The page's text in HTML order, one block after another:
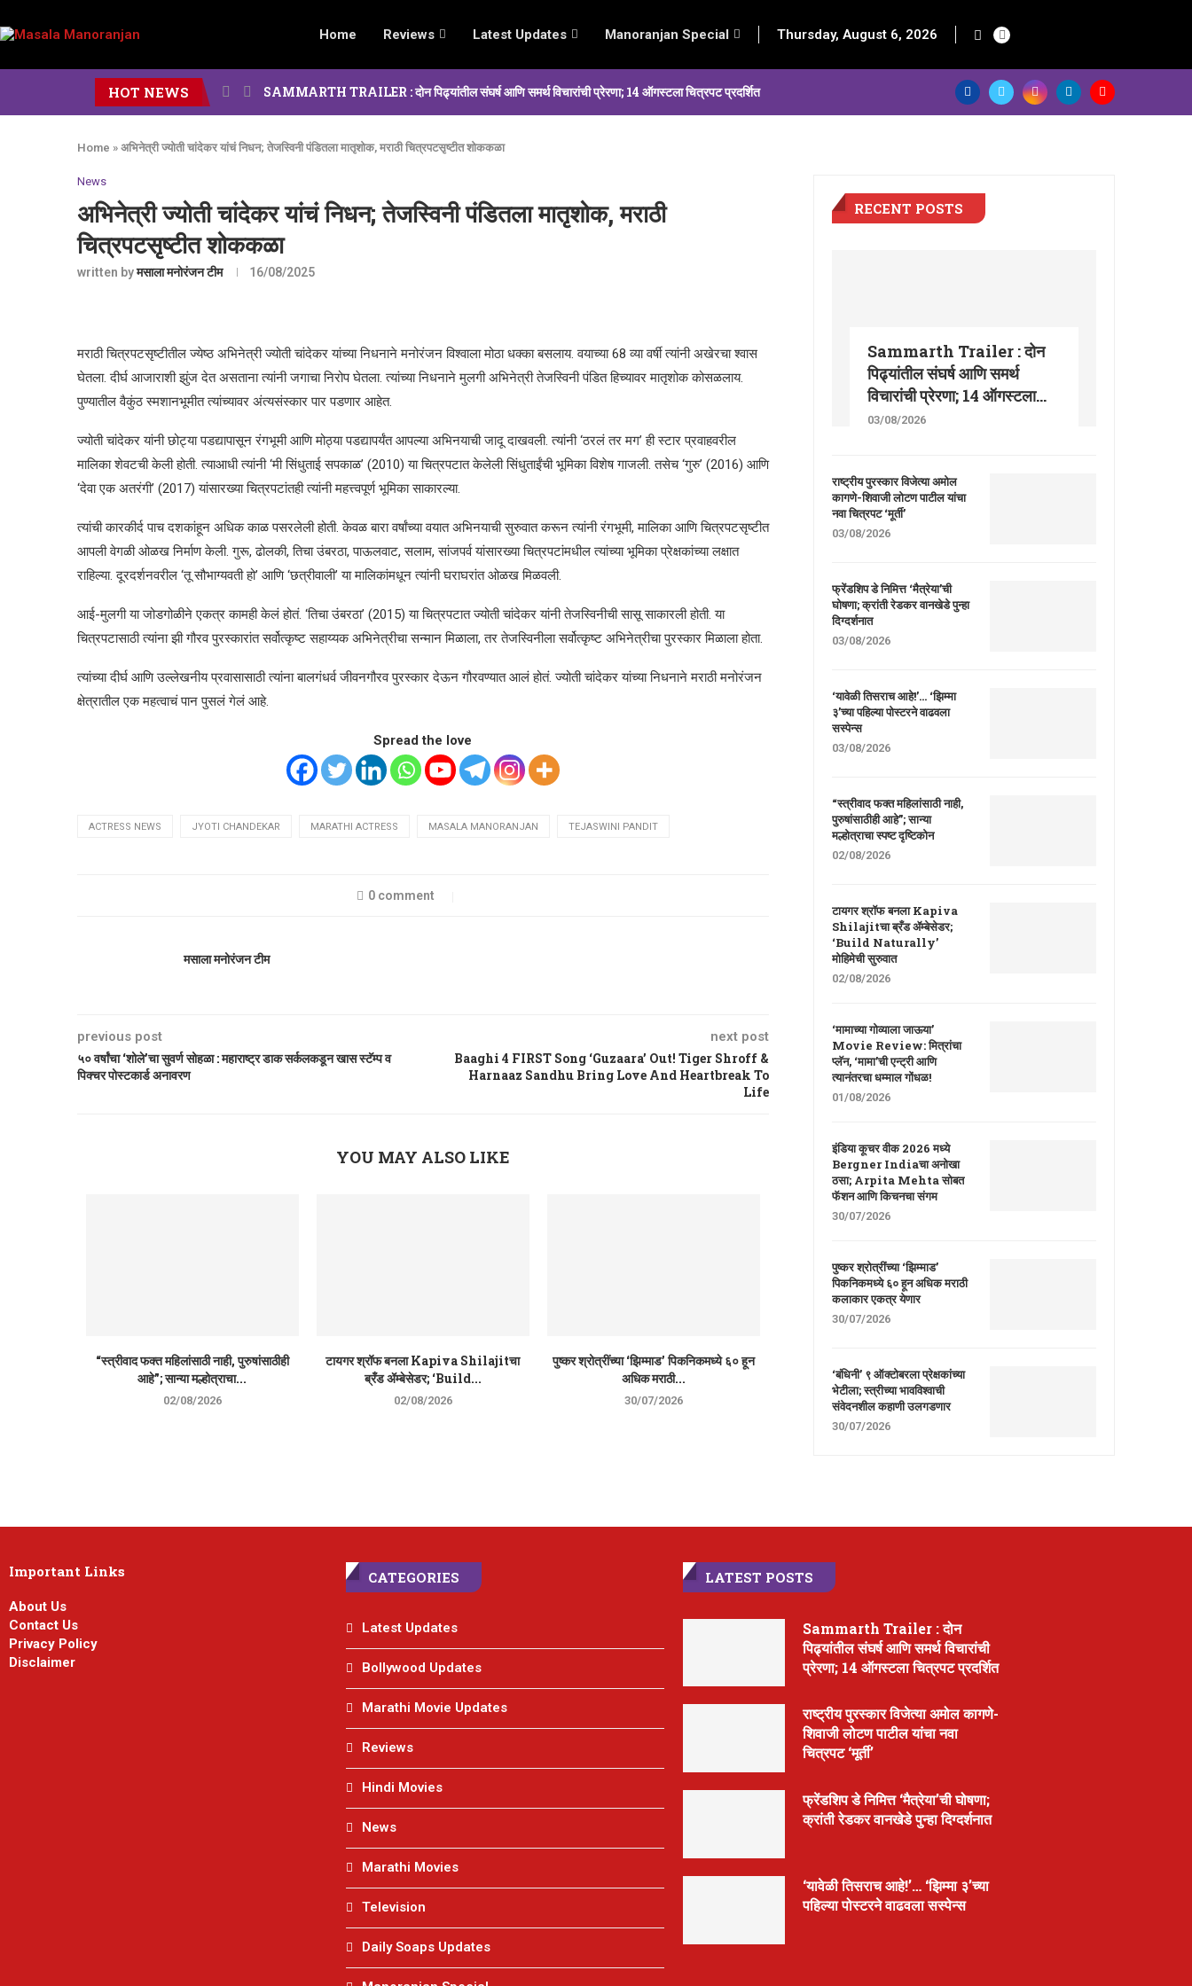
Home Reviews Latest Updates Manoranjan Special Thursday, August 6, 2026
HOT NEWS SAMMARTH TRAILER : दोन पिढ्यांतील संघर्ष आणि समर्थ विचारांची प्रेरणा; 14 ऑगस्टला चित्रपट प्रदर्शित
Home » अभिनेत्री ज्योती चांदेकर यांचं निधन; तेजस्विनी पंडितला मातृशोक, मराठी चित्रपटसृष्टीत शोककळा
News
अभिनेत्री ज्योती चांदेकर यांचं निधन; तेजस्विनी पंडितला मातृशोक, मराठी
चित्रपटसृष्टीत शोककळा
written byमसाला मनोरंजन टीम 16/08/2025
मराठी चित्रपटसृष्टीतील ज्येष्ठ अभिनेत्री ज्योती चांदेकर यांच्या निधनाने मनोरंजन विश्वाला मोठा धक्का बसलाय. वयाच्या 68 व्या वर्षी त्यांनी अखेरचा श्वास
घेतला. दीर्घ आजाराशी झुंज देत असताना त्यांनी जगाचा निरोप घेतला. त्यांच्या निधनाने मुलगी अभिनेत्री तेजस्विनी पंडित हिच्यावर मातृशोक कोसळलाय.
पुण्यातील वैकुंठ स्मशानभूमीत त्यांच्यावर अंत्यसंस्कार पार पडणार आहेत.
ज्योती चांदेकर यांनी छोट्या पडद्यापासून रंगभूमी आणि मोठ्या पडद्यापर्यंत आपल्या अभिनयाची जादू दाखवली. त्यांनी ‘ठरलं तर मग’ ही स्टार प्रवाहवरील
मालिका शेवटची केली होती. त्याआधी त्यांनी ‘मी सिंधुताई सपकाळ’ (2010) या चित्रपटात केलेली सिंधुताईंची भूमिका विशेष गाजली. तसेच ‘गुरु’ (2016) आणि
‘देवा एक अतरंगी’ (2017) यांसारख्या चित्रपटांतही त्यांनी महत्त्वपूर्ण भूमिका साकारल्या.
त्यांची कारकीर्द पाच दशकांहून अधिक काळ पसरलेली होती. केवळ बारा वर्षांच्या वयात अभिनयाची सुरुवात करून त्यांनी रंगभूमी, मालिका आणि चित्रपटसृष्टीत
आपली वेगळी ओळख निर्माण केली. गुरू, ढोलकी, तिचा उंबरठा, पाऊलवाट, सलाम, सांजपर्व यांसारख्या चित्रपटांमधील त्यांच्या भूमिका प्रेक्षकांच्या लक्षात
राहिल्या. दूरदर्शनवरील ‘तू सौभाग्यवती हो’ आणि ‘छत्रीवाली’ या मालिकांमधून त्यांनी घराघरांत ओळख मिळवली.
आई-मुलगी या जोडगोळीने एकत्र कामही केलं होतं. ‘तिचा उंबरठा’ (2015) या चित्रपटात ज्योती चांदेकर यांनी तेजस्विनीची सासू साकारली होती. या
चित्रपटासाठी त्यांना झी गौरव पुरस्कारांत सर्वोत्कृष्ट सहाय्यक अभिनेत्रीचा सन्मान मिळाला, तर तेजस्विनीला सर्वोत्कृष्ट अभिनेत्रीचा पुरस्कार मिळाला होता.
त्यांच्या दीर्घ आणि उल्लेखनीय प्रवासासाठी त्यांना बालगंधर्व जीवनगौरव पुरस्कार देऊन गौरवण्यात आलं होतं. ज्योती चांदेकर यांच्या निधनाने मराठी मनोरंजन
क्षेत्रातील एक महत्वाचं पान पुसलं गेलं आहे.
Spread the love
ACTRESS NEWS JYOTI CHANDEKAR MARATHI ACTRESS MASALA MANORANJAN TEJASWINI PANDIT
0 comment
मसाला मनोरंजन टीम
previous post
५० वर्षांचा ‘शोले’चा सुवर्ण सोहळा : महाराष्ट्र डाक सर्कलकडून खास स्टॅम्प व
पिक्चर पोस्टकार्ड अनावरण
next post
Baaghi 4 FIRST Song ‘Guzaara’ Out! Tiger Shroff &
Harnaaz Sandhu Bring Love And Heartbreak To
Life
YOU MAY ALSO LIKE
“स्त्रीवाद फक्त महिलांसाठी नाही, पुरुषांसाठीही
आहे”; सान्या मल्होत्राचा...
02/08/2026
टायगर श्रॉफ बनला Kapiva Shilajitचा
ब्रँड ॲम्बेसेडर; ‘Build...
02/08/2026
पुष्कर श्रोत्रींच्या ‘झिम्माड’ पिकनिकमध्ये ६० हून
अधिक मराठी...
30/07/2026
RECENT POSTS
Sammarth Trailer : दोन
पिढ्यांतील संघर्ष आणि समर्थ
विचारांची प्रेरणा; 14 ऑगस्टला...
03/08/2026
राष्ट्रीय पुरस्कार विजेत्या अमोल
कागणे-शिवाजी लोटण पाटील यांचा
नवा चित्रपट ‘मूर्ती’
03/08/2026
फ्रेंडशिप डे निमित्त ‘मैत्रेया’ची
घोषणा; क्रांती रेडकर वानखेडे पुन्हा
दिग्दर्शनात
03/08/2026
‘यावेळी तिसराच आहे!’… ‘झिम्मा
३’च्या पहिल्या पोस्टरने वाढवला
सस्पेन्स
03/08/2026
“स्त्रीवाद फक्त महिलांसाठी नाही,
पुरुषांसाठीही आहे”; सान्या
मल्होत्राचा स्पष्ट दृष्टिकोन
02/08/2026
टायगर श्रॉफ बनला Kapiva
Shilajitचा ब्रँड ॲम्बेसेडर;
‘Build Naturally’
मोहिमेची सुरुवात
02/08/2026
‘मामाच्या गोव्याला जाऊया’
Movie Review: मित्रांचा
प्लॅन, ‘मामा’ची एन्ट्री आणि
त्यानंतरचा धम्माल गोंधळ!
01/08/2026
इंडिया कूचर वीक 2026 मध्ये
Bergner Indiaचा अनोखा
ठसा; Arpita Mehta सोबत
फॅशन आणि किचनचा संगम
30/07/2026
पुष्कर श्रोत्रींच्या ‘झिम्माड’
पिकनिकमध्ये ६० हून अधिक मराठी
कलाकार एकत्र येणार
30/07/2026
‘बंधिनी’ ९ ऑक्टोबरला प्रेक्षकांच्या
भेटीला; स्त्रीच्या भावविश्वाची
संवेदनशील कहाणी उलगडणार
30/07/2026
Important Links
About Us
Contact Us
Privacy Policy
Disclaimer
CATEGORIES
Latest Updates
Bollywood Updates
Marathi Movie Updates
Reviews
Hindi Movies
News
Marathi Movies
Television
Daily Soaps Updates
LATEST POSTS
Sammarth Trailer : दोन
पिढ्यांतील संघर्ष आणि समर्थ विचारांची
प्रेरणा; 14 ऑगस्टला चित्रपट प्रदर्शित
राष्ट्रीय पुरस्कार विजेत्या अमोल कागणे-
शिवाजी लोटण पाटील यांचा नवा
चित्रपट ‘मूर्ती’
फ्रेंडशिप डे निमित्त ‘मैत्रेया’ची घोषणा;
क्रांती रेडकर वानखेडे पुन्हा दिग्दर्शनात
‘यावेळी तिसराच आहे!’… ‘झिम्मा ३’च्या
पहिल्या पोस्टरने वाढवला सस्पेन्स